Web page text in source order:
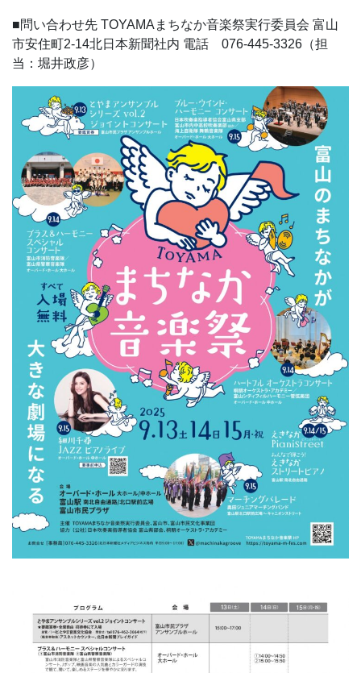
■問い合わせ先 TOYAMAまちなか音楽祭実行委員会 富山
市安住町2-14北日本新聞社内 電話 076-445-3326（担
当：堀井政彦）